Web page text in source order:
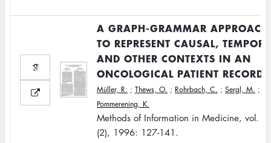
A GRAPH-GRAMMAR APPROACH
TO REPRESENT CAUSAL,
AND OTHER CONTEXTS IN AN
ONCOLOGICAL PATIENT RECORD.
Müller, R. ; Thews, O. ; Rohrbach, C. ; Sergl, M. ;
Pommerening, K.
Methods of Information in Medicine, vol. 3
(2), 1996: 127-141.